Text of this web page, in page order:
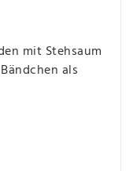
mit Stehsaum
als